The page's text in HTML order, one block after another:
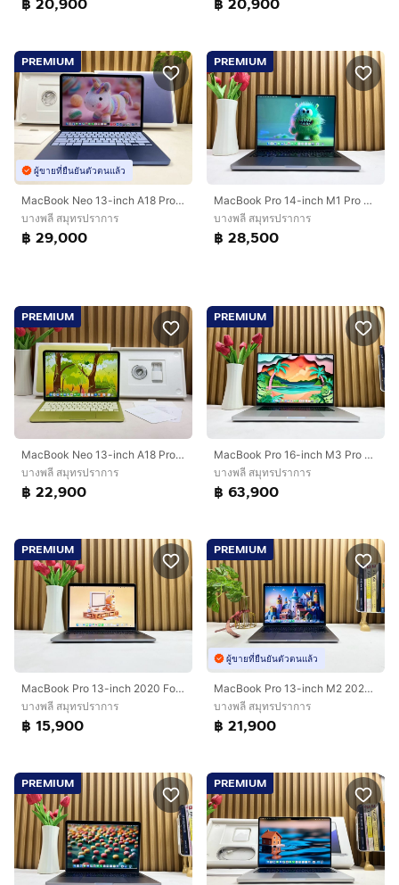
PREMIUM
ผู้ขายที่ยืนยันตัวตนแล้ว
MacBook Neo 13-inch A18 Pro Ram8GB SSD256GB Indigo
บางพลี สมุทรปราการ
฿ 29,000
PREMIUM
MacBook Pro 14-inch M1 Pro 2021 Ram16GB SSD512GB Space Gray
บางพลี สมุทรปราการ
฿ 28,500
PREMIUM
MacBook Neo 13-inch A18 Pro Ram8GB SSD512 Citrus
บางพลี สมุทรปราการ
฿ 22,900
PREMIUM
MacBook Pro 16-inch M3 Pro 2023 Ram36GB SSD512GB Sliver
บางพลี สมุทรปราการ
฿ 63,900
PREMIUM
MacBook Pro 13-inch 2020 Four Thunderbolt 3 Ports Core i7 Ram16GB SSD512GB Space Gray
บางพลี สมุทรปราการ
฿ 15,900
PREMIUM
ผู้ขายที่ยืนยันตัวตนแล้ว
MacBook Pro 13-inch M2 2022 Ram8GB SSD512GB Space Gray
บางพลี สมุทรปราการ
฿ 21,900
PREMIUM PREMIUM